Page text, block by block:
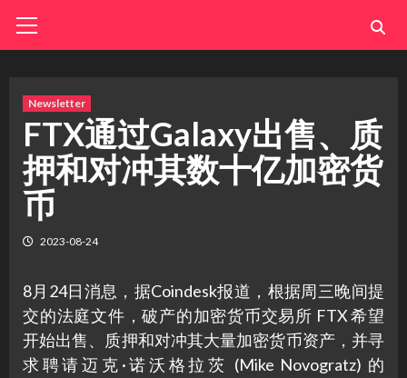
Menu
Newsletter
FTX通过Galaxy出售、质
押和对冲其数十亿加密货
币
2023-08-24
8月24日消息，据Coindesk报道，根据周三晚间提
交的法庭文件，破产的加密货币交易所 FTX 希望
开始出售、质押和对冲其大量加密货币资产，并寻
求聘请迈克·诺沃格拉茨 (Mike Novogratz) 的